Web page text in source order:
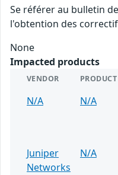
Se référer au bulletin
l'obtention des
None
Impacted products
VENDOR PRODUCT
N/A N/A
Juniper
Networks
N/A